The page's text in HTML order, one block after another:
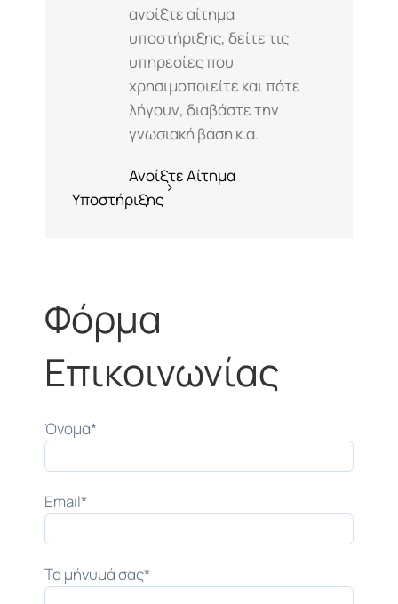
ανοίξτε αίτημα
υποστήριξης, δείτε τις
υπηρεσίες που
χρησιμοποιείτε και πότε
λήγουν, διαβάστε την
γνωσιακή βάση κ.α.
Ανοίξτε Αίτημα
Υποστήριξης
Φόρμα
Επικοινωνίας
Όνομα*
Email*
Το μήνυμά σας*